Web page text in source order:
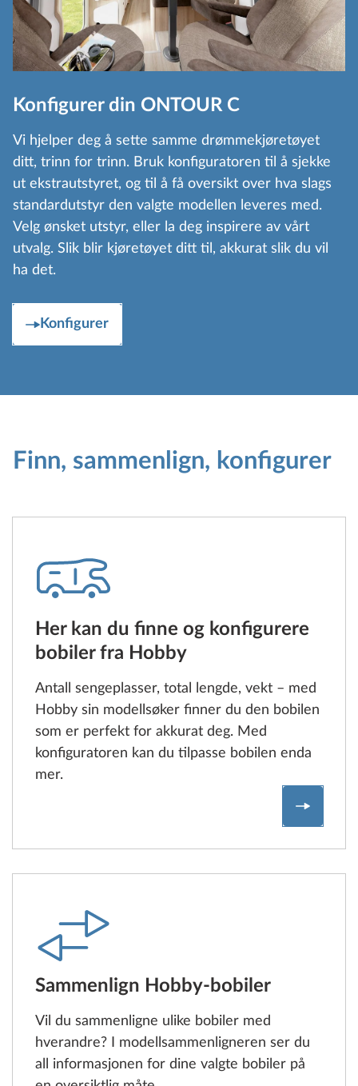
Konfigurer din ONTOUR C
Vi hjelper deg å sette samme drømmekjøretøyet
ditt, trinn for trinn. Bruk konfiguratoren til å sjekke
ut ekstrautstyret, og til å få oversikt over hva slags
standardutstyr den valgte modellen leveres med.
Velg ønsket utstyr, eller la deg inspirere av vårt
utvalg. Slik blir kjøretøyet ditt til, akkurat slik du vil
ha det.
Konfigurer
Finn, sammenlign, konfigurer
Her kan du finne og konfigurere
bobiler fra Hobby
Antall sengeplasser, total lengde, vekt – med
Hobby sin modellsøker finner du den bobilen
som er perfekt for akkurat deg. Med
konfiguratoren kan du tilpasse bobilen enda
mer.
Her kan
Sammenlign Hobby-bobiler
Vil du sammenligne ulike bobiler med
hverandre? I modellsammenligneren ser du
all informasjonen for dine valgte bobiler på